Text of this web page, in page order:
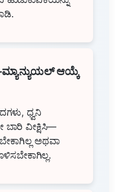
ಆಯ್ಕೆ
ಧ್ವನಿ
ಬಾರಿ ವೀಕ್ಷಿಸಿ—
ಅಥವಾ